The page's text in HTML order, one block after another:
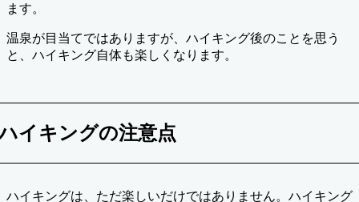
ます。
温泉が目当てではありますが、ハイキング後のことを思う
と、ハイキング自体も楽しくなります。
イキングの注意点
ハイキングは、ただ楽しいだけではありません。ハイキング